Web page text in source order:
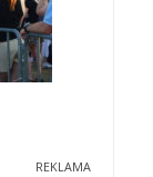
REKLAMA